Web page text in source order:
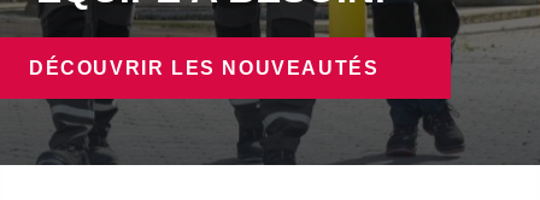
DÉCOUVRIR LES NOUVEAUTÉS